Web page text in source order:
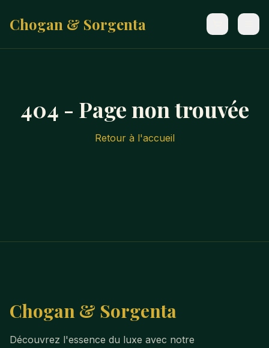
Chogan & Sorgenta
404 - Page non trouvée
Retour à l'accueil
Chogan & Sorgenta
Découvrez l'essence du luxe avec notre